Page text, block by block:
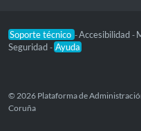
Soporte técnico -Accesibilidad -
Seguridad - Ayuda
© 2026 Plataforma de
Coruña